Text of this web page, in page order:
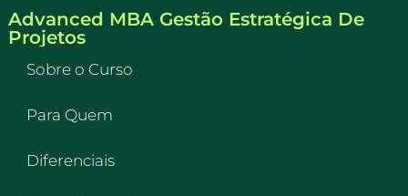
Advanced MBA Gestão Estratégica De
Projetos
Sobre o Curso
Para Quem
Diferenciais